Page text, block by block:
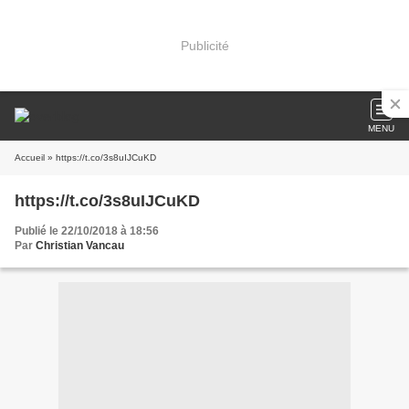
Publicité
MENU
Accueil » https://t.co/3s8uIJCuKD
https://t.co/3s8uIJCuKD
Publié le 22/10/2018 à 18:56
Par Christian Vancau